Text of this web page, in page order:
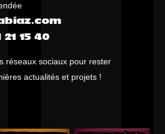
21 15 40
réseaux sociaux pour rester
actualités et projets !